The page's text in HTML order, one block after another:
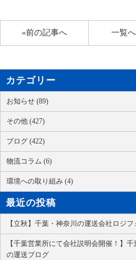
«前の記事へ 一覧
カテゴリー
お知らせ (89)
その他 (427)
ブログ (422)
物流コラム (6)
環境への取り組み (4)
最近の投稿
【立秋】千葉・神奈川の運送会社ロジ
【千葉営業所にて会社説明会開催！】
の運送ブログ